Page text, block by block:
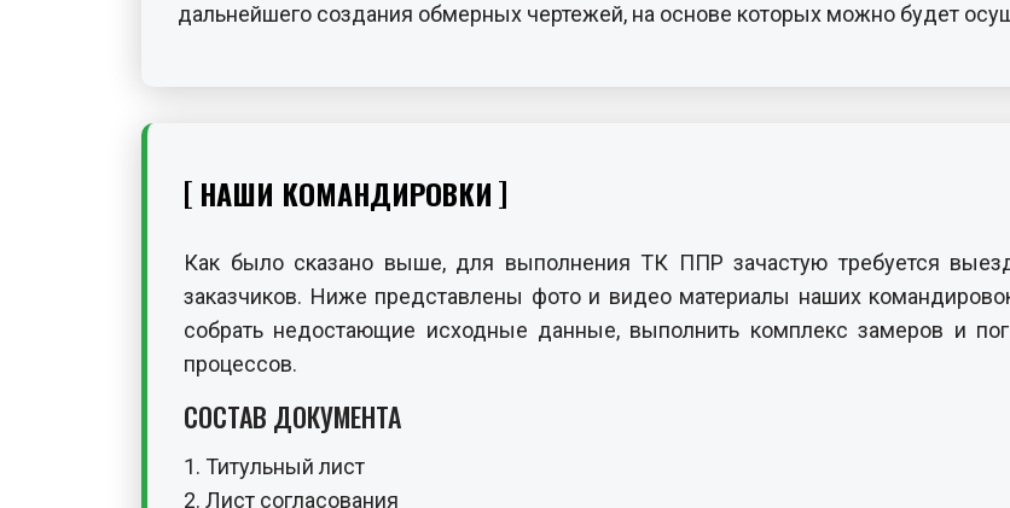
дальнейшего создания обмерных чертежей, на основе которых можно будет
НАШИ КОМАНДИРОВКИ
Как было сказано выше, для выполнения ТК ППР зачастую требуется
заказчиков. Ниже представлены фото и видео материалы наших
собрать недостающие исходные данные, выполнить комплекс замеров и
процессов.
СОСТАВ ДОКУМЕНТА
1. Титульный лист
2. Лист согласования